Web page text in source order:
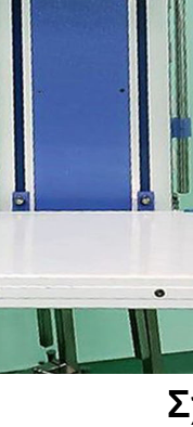
καθαρίζονται εύκολα και
οι αντιμικροβιακές
σωμάτια ιόντων αργύρου
τοξίνες και εμποδίζουν